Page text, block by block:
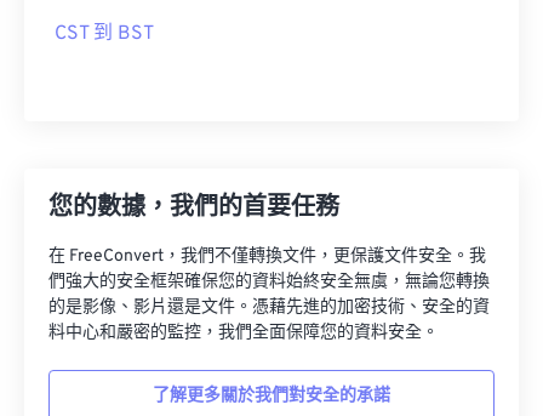
CST 到 BST
您的數據，我們的首要任務
在 FreeConvert，我們不僅轉換文件，更保護文件安全。我
們強大的安全框架確保您的資料始終安全無虞，無論您轉換
的是影像、影片還是文件。憑藉先進的加密技術、安全的資
料中心和嚴密的監控，我們全面保障您的資料安全。
了解更多關於我們對安全的承諾